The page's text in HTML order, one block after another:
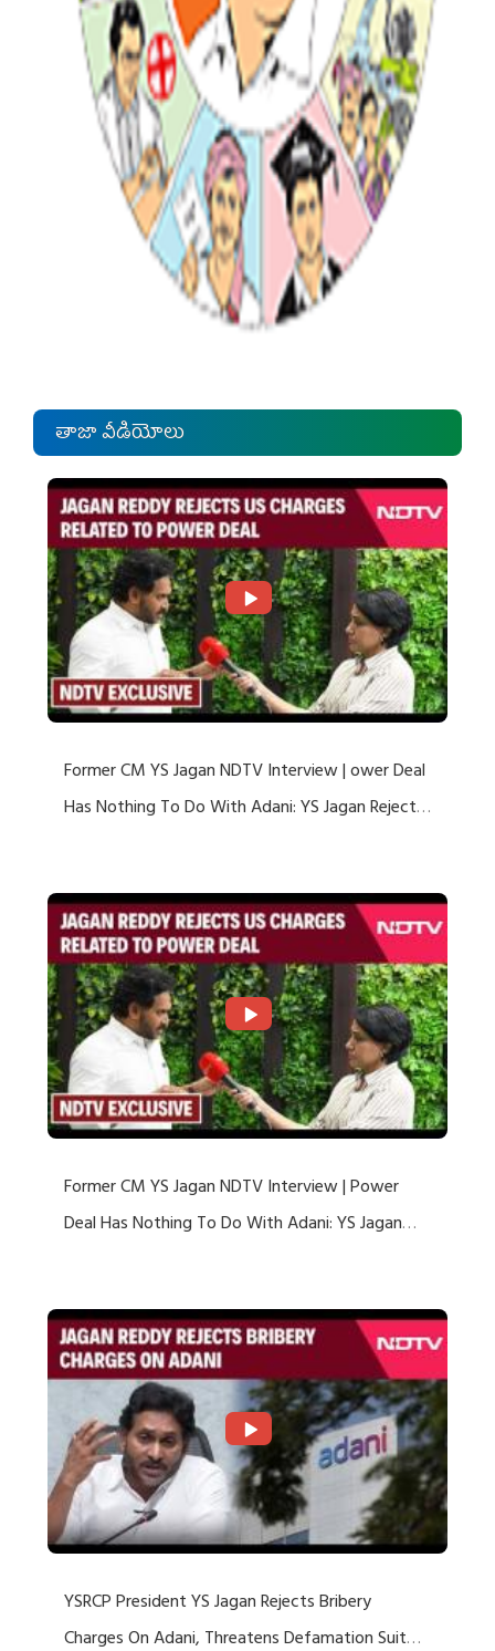
తాజా వీడియోలు
Former CM YS Jagan NDTV Interview | ower Deal
Has Nothing To Do With Adani: YS Jagan Rejects
Former CM YS Jagan NDTV Interview | Power
Deal Has Nothing To Do With Adani: YS Jagan
YSRCP President YS Jagan Rejects Bribery
Charges On Adani, Threatens Defamation Suit